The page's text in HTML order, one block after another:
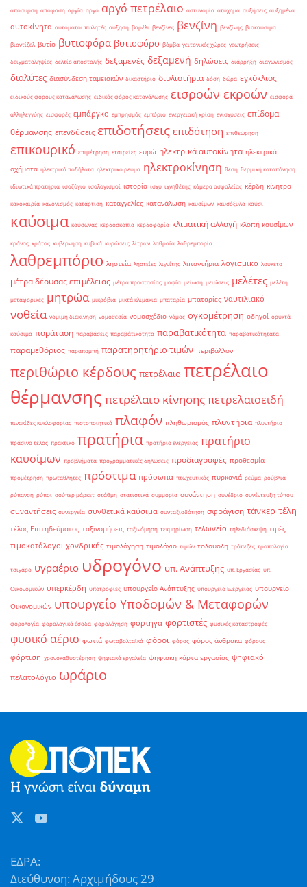
απόσυρση απόφαση αργία αργό αργό πετρέλαιο αστυνομία ατύχημα αυξήσεις αυξημένα
αυτοκίνητα αυτόματοι πωλητές αύξηση βαρέλι βενζίνες βενζίνη βενζίνης βιοκαύσιμα
βιοντίζελ βυτίο βυτιοφόρα βυτιοφόρο βόμβα γειτονικές χώρες γεωτρήσεις
δειγματοληψίες δελτίο αποστολής δεξαμενές δεξαμενή δηλώσεις διάρρηξη διαγωνισμός
διαλύτες διασύνδεση ταμειακών δικαστήριο διυλιστήρια δόση δώρα εγκύκλιος
ειδικούς φόρους κατανάλωσης ειδικός φόρος κατανάλωσης εισροών εκροών εισφορά
αλληλεγγύης εισφορές εμπάργκο εμπρησμός εμπόριο ενεργειακή κρίση ενισχύσεις επίδομα
θέρμανσης επενδύσεις επιδοτήσεις επιδότηση επιθεώρηση
επικουρικό επιμέτρηση εταιρείες ευρώ ηλεκτρικά αυτοκίνητα ηλεκτρικά
οχήματα ηλεκτρικά ποδήλατα ηλεκτρικό ρεύμα ηλεκτροκίνηση θέση θερμική καταπόνηση
ιδιωτικά πρατήρια ισοζύγιο ισολογισμοί ιστορία ισχύ ιχνηθέτης κάμερα ασφαλείας κέρδη κίνητρα
κακοκαιρία κανονισμός κατάρτιση καταγγελίες κατανάλωση καυσίμων καυσόξυλα καύσι
καύσιμα καύσωνας κερδοσκοπία κερδοφορία κλιματική αλλαγή κλοπή καυσίμων
κράνος κράτος κυβέρνηση κυβικά κυρώσεις λίτρων λαθραία λαθρεμπορία
λαθρεμπόριο ληστεία ληστείες λιγνίτης λιπαντήρια λογισμικό λουκέτο
μέτρα δέουσας επιμέλειας μέτρα προστασίας μαφία μείωση μειώσεις μελέτες μελέτη
μεταφορικές μητρώα μικρόβια μικτά κλιμάκια μπαταρία μπαταρίες ναυτιλιακό
νοθεία νομιμη διακίνηση νομοθεσία νομοσχέδιο νόμος ογκομέτρηση οδηγοί ορυκτά
καύσιμα παράταση παραβάσεις παραβάτικότητα παραβατικότητα παραβατικότητατα
παραμεθόριος παραπομπή παρατηρητήριο τιμών περιβάλλον
περιθώριο κέρδους πετρέλαιο πετρέλαιο
θέρμανσης πετρέλαιο κίνησηςπετρελαιοειδή
πινακίδες κυκλοφορίας πιστοποιητικά πλαφόν πληθωρισμός πλυντήρια πλυντήριο
πράσινο τέλος πρακτικό πρατήρια πρατήριο ενέργειας πρατήριο
καυσίμων προβλήματα προγραμματικές δηλώσεις προδιαγραφές προθεσμία
προμέτρηση πρωταθλητές πρόστιμα πρόσωπα πτωχευτικός πυρκαγιά ρεύμα ρούβλια
ρύπανση ρύποι σούπερ μάρκετ στάθμη στατιστικά συμμορία συνάντηση συνέδριο συνέντευξη τύπου
συναντήσεις συνεργεία συνθετικά καύσιμα συνταξιοδότηση σφράγιση τάνκερ τέλη
τέλος Επιτηδεύματος ταξινομήσεις ταξινόμηση τεκμηρίωση τελωνείο τηλεδιάσκεψη τιμές
τιμοκατάλογοι χονδρικής τιμολόγηση τιμολόγιο τιμών τολουόλη τράπεζες τροπολογία
τσιγάρο υγραέριο υδρογόνο υπ. Ανάπτυξης υπ. Εργασίας υπ.
Οικονομικών υπερκέρδη υποτροφίες υπουργείο Ανάπτυξης υπουργείο Ενέργειας υπουργείο
Οικονομικών υπουργείο Υποδομών & Μεταφορών
φορολογία φορολογικά έσοδα φορολόγηση φορτηγά φορτιστές φυσικές καταστροφές
φυσικό αέριο φωτιά φωτοβολταϊκά φόροι φόρος φόρος άνθρακα φόρους
φόρτιση χρονοκαθυστέρηση ψηφιακά εργαλεία ψηφιακή κάρτα εργασίας ψηφιακό
πελατολόγιο ωράριο
ΕΔΡΑ:
Διεύθυνση: Αρχιμήδους 29